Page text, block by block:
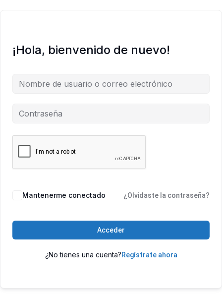
¡Hola, bienvenido de nuevo!
Mantenerme conectado ¿Olvidaste la contraseña?
Acceder
¿No tienes una cuenta?Regístrate ahora